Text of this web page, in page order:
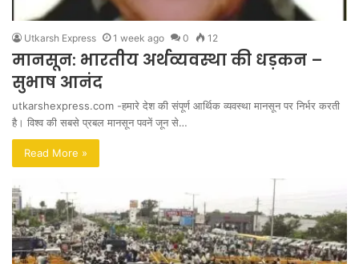
Utkarsh Express 1 week ago 0 12
मानसून: भारतीय अर्थव्यवस्था की धड़कन –
सुभाष आनंद
utkarshexpress.com -हमारे देश की संपूर्ण आर्थिक व्यवस्था मानसून पर निर्भर करती
है। विश्व की सबसे प्रबल मानसून पवनें जून से…
Read More »